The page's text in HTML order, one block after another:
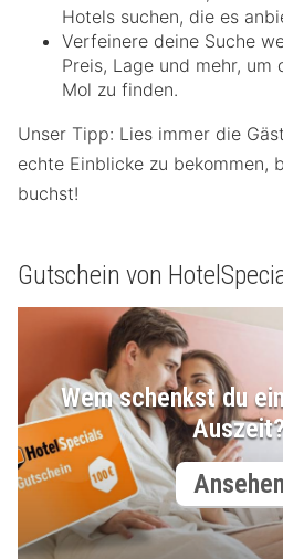
Hotels suchen, die es
Verfeinere deine Suche
Preis, Lage und mehr,
Mol zu finden.
Unser Tipp: Lies immer die
echte Einblicke zu bekommen,
buchst!
Gutschein von
Wem schenkst du
Ansehen